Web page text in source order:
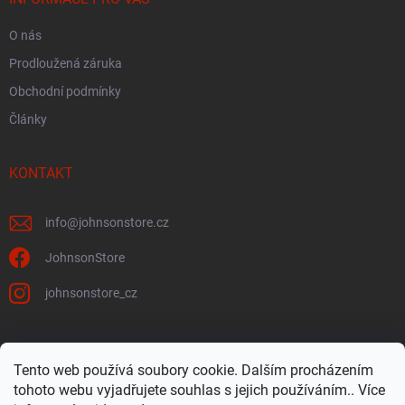
Tento web používá soubory cookie. Dalším procházením
tohoto webu vyjadřujete souhlas s jejich používáním.. Více
O nás
Prodloužená záruka
Obchodní podmínky
Články
KONTAKT
info@johnsonstore.cz
JohnsonStore
johnsonstore_cz
Johnson Health Tech CZ & SK Johnsonstore.sk